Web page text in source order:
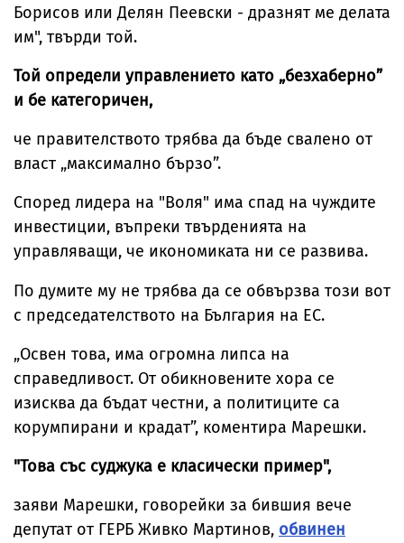
Борисов или Делян Пеевски - дразнят ме делата
им", твърди той.
Той определи управлението като „безхаберно”
и бе категоричен,
че правителството трябва да бъде свалено от
власт „максимално бързо”.
Според лидера на "Воля" има спад на чуждите
инвестиции, въпреки твърденията на
управляващи, че икономиката ни се развива.
По думите му не трябва да се обвързва този вот
с председателството на България на ЕС.
„Освен това, има огромна липса на
справедливост. От обикновените хора се
изисква да бъдат честни, а политиците са
корумпирани и крадат”, коментира Марешки.
"Това със суджука е класически пример",
заяви Марешки, говорейки за бившия вече
депутат от ГЕРБ Живко Мартинов, обвинен